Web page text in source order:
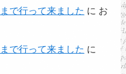
で行って来ました に お
で行って来ました に